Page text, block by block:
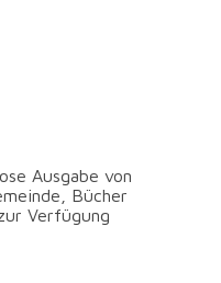
Ausgabe von
Bücher
Verfügung